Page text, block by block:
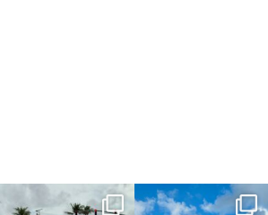
dahawaii dahawaii